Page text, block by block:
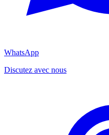
WhatsApp
Discutez avec nous